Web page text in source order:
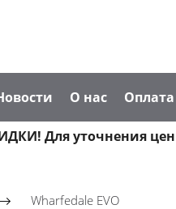
О нас
Для уточнения
Wharfedale EVO